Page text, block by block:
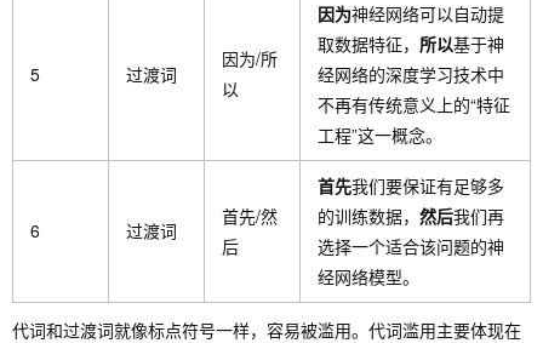
5 过渡词
因为/所
以
因为神经网络可以自动提
取数据特征， 所以基于神
经网络的深度学习技术中
不再有传统意义上的“特征
工程”这一概念。
6 过渡词
首先/然
后
首先我们要保证有足够多
的训练数据， 然后我们再
选择一个适合该问题的神
经网络模型。
代词和过渡词就像标点符号一样，容易被滥用。代词滥用主要体现在